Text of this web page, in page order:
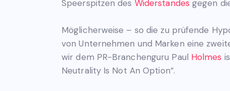
Speerspitzen des Widerstandes gegen
Möglicherweise – so die zu prüfende
von Unternehmen und Marken eine
wir dem PR-Branchenguru Paul Holmes
Neutrality Is Not An Option“.